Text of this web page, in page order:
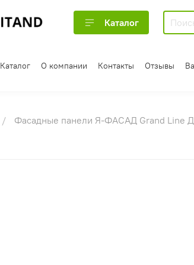
Каталог
Каталог О компании Контакты Отзывы
Фасадные панели Я-ФАСАД Grand Line